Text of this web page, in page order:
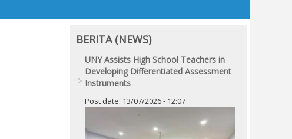
BERITA (NEWS)
UNY Assists High School Teachers in
Developing Differentiated Assessment
Instruments
Post date: 13/07/2026 - 12:07